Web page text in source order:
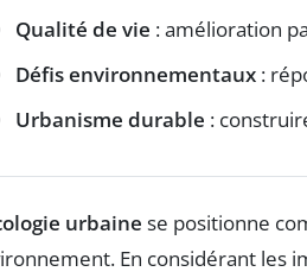
Qualité de vie : amélioration
Défis environnementaux :
Urbanisme durable :
urbaine se positionne
En considérant les